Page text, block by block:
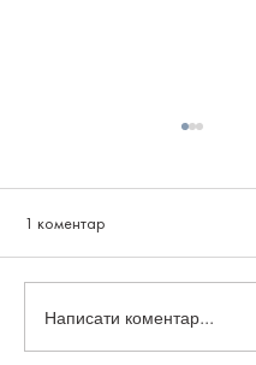
📌 Як почати малювати
аквареллю з нуля:
1 коментар
Написати коментар...